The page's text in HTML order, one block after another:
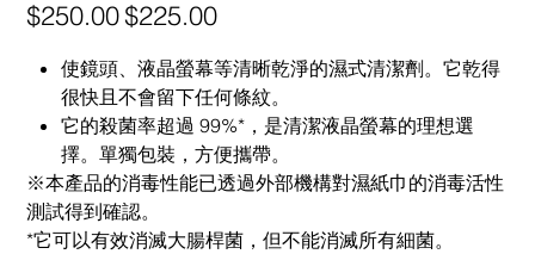
始
$250.00 銷
$225.00
使鏡頭、液晶螢幕等清晰乾淨的濕式清潔劑。它乾得
很快且不會留下任何條紋。
它的殺菌率超過 99%*，是清潔液晶螢幕的理想選
擇。單獨包裝，方便攜帶。
※本產品的消毒性能已透過外部機構對濕紙巾的消毒活性
測試得到確認。
*它可以有效消滅大腸桿菌，但不能消滅所有細菌。